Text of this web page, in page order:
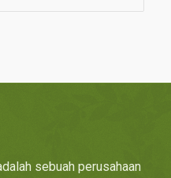
sebuah perusahaan